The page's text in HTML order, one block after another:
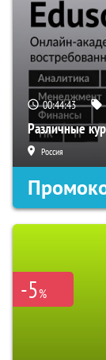
00:44:42
Различные
Россия
-5%